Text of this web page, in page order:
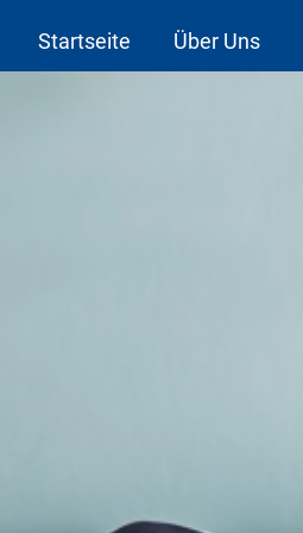
Startseite Über Uns